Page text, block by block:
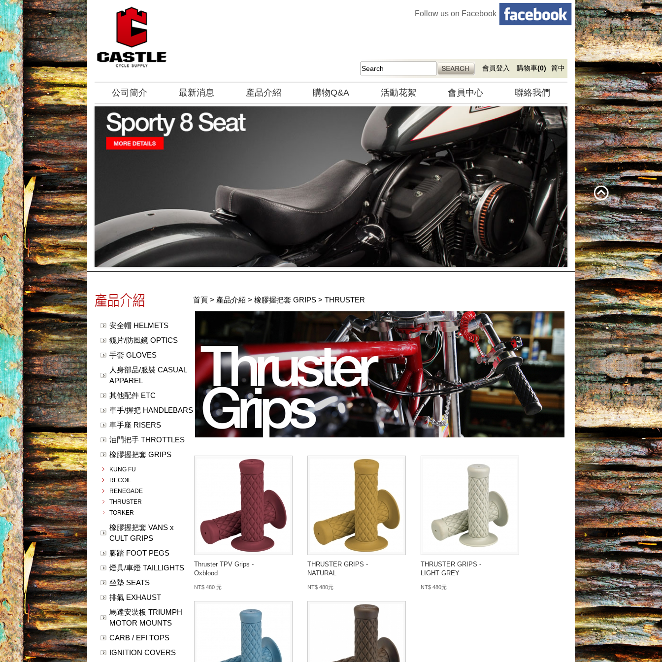
Follow us on Facebook
會員登入 購物車(0) 简中
公司簡介 最新消息 產品介紹 購物Q&A 活動花絮 會員中心 聯絡我們
安全帽 HELMETS
鏡片/防風鏡 OPTICS
手套 GLOVES
人身部品/服裝 CASUAL
APPAREL
其他配件 ETC
車手/握把 HANDLEBARS
車手座 RISERS
油門把手 THROTTLES
橡膠握把套 GRIPS
KUNG FU
RECOIL
RENEGADE
THRUSTER
TORKER
橡膠握把套 VANS x
CULT GRIPS
腳踏 FOOT PEGS
燈具/車燈 TAILLIGHTS
坐墊 SEATS
排氣 EXHAUST
馬達安裝板 TRIUMPH
MOTOR MOUNTS
CARB / EFI TOPS
IGNITION COVERS
首頁 > 產品介紹 > 橡膠握把套 GRIPS > THRUSTER
Thruster TPV Grips -
Oxblood
NT$ 480 元
THRUSTER GRIPS -
NATURAL
NT$ 480元
THRUSTER GRIPS -
LIGHT GREY
NT$ 480元